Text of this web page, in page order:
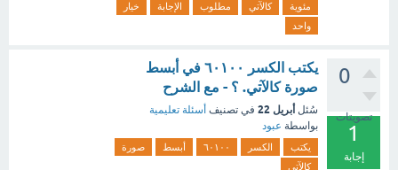
مئوية
كالآتي مطلوب الإجابة
خيار
واحد
0
تصويتات
1
إجابة
يكتب الكسر ٦٠١٠٠ في أبسط
صورة كالآتي. ؟ - مع الشرح
سُئل أبريل 22 في تصنيف أسئلة تعليمية
بواسطة عبود
يكتب الكسر ٦٠١٠٠ أبسط
صورة
كالآتي